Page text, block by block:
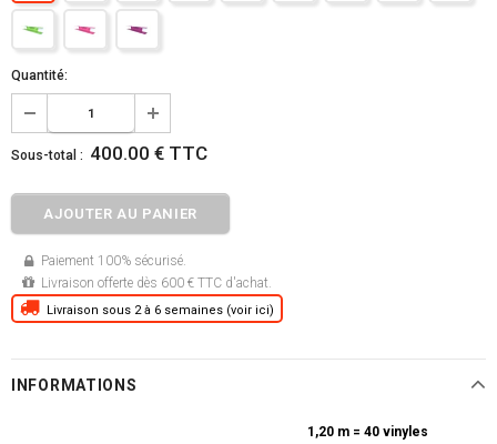
Quantité:
Sous-total : 400.00 € TTC
Paiement 100% sécurisé.
Livraison offerte dès 600 € TTC d'achat.
Livraison sous 2 à 6 semaines (voir ici)
INFORMATIONS
1,20 m = 40 vinyles